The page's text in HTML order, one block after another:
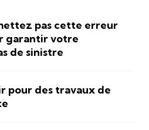
pas cette erreur
garantir votre
de sinistre
pour des travaux de